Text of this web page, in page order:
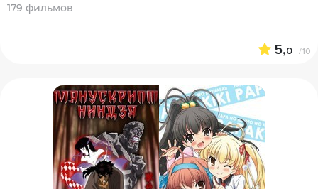
179 фильмов
5,0 /10